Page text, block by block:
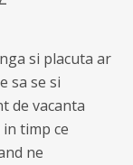
si placuta ar
sa se si
de vacanta
timp ce
ne